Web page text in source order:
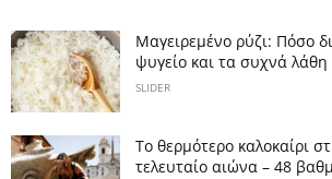
Μαγειρεμένο ρύζι: Πόσο
ψυγείο και τα συχνά
SLIDER
Το θερμότερο καλοκαίρι
τελευταίο αιώνα – 48